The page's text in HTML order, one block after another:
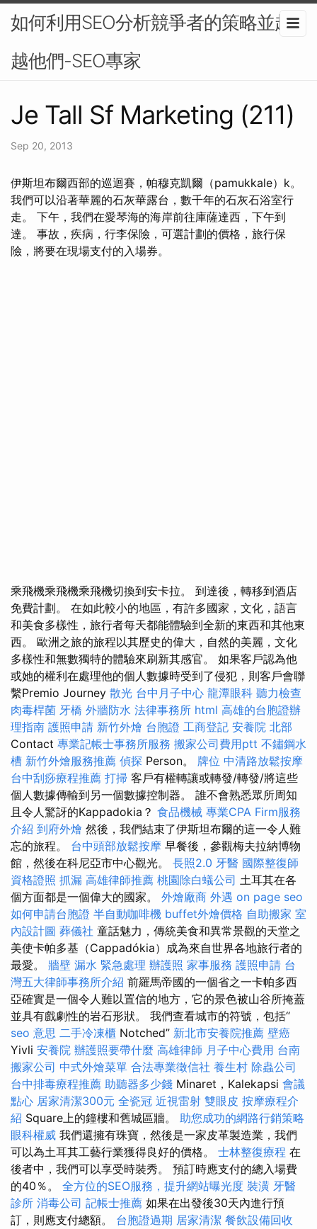
如何利用SEO分析競爭者的策略並超
越他們-SEO專家
Je Tall Sf Marketing (211)
Sep 20, 2013
伊斯坦布爾西部的巡迴賽，帕穆克凱爾（pamukkale）k。
我們可以沿著華麗的石灰華露台，數千年的石灰石浴室行
走。 下午，我們在愛琴海的海岸前往庫薩達西，下午到
達。 事故，疾病，行李保險，可選計劃的價格，旅行保
險，將要在現場支付的入場券。
乘飛機乘飛機乘飛機切換到安卡拉。 到達後，轉移到酒店
免費計劃。 在如此較小的地區，有許多國家，文化，語言
和美食多樣性，旅行者每天都能體驗到全新的東西和其他東
西。 歐洲之旅的旅程以其歷史的偉大，自然的美麗，文化
多樣性和無數獨特的體驗來刷新其感官。 如果客戶認為他
或她的權利在處理他的個人數據時受到了侵犯，則客戶會聯
繫Premio Journey 散光 台中月子中心 龍潭眼科 聽力檢查
肉毒桿菌 牙橋 外牆防水 法律事務所 html 高雄的台胞證辦
理指南 護照申請 新竹外燴 台胞證 工商登記 安養院 北部
Contact 專業記帳士事務所服務 搬家公司費用ptt 不鏽鋼水
槽 新竹外燴服務推薦 偵探 Person。 牌位 中清路放鬆按摩
台中刮痧療程推薦 打掃 客戶有權轉讓或轉發/轉發/將這些
個人數據傳輸到另一個數據控制器。 誰不會熟悉眾所周知
且令人驚訝的Kappadokia？ 食品機械 專業CPA Firm服務
介紹 到府外燴 然後，我們結束了伊斯坦布爾的這一令人難
忘的旅程。 台中頭部放鬆按摩 早餐後，參觀梅夫拉納博物
館，然後在科尼亞市中心觀光。 長照2.0 牙醫 國際整復師
資格證照 抓漏 高雄律師推薦 桃園除白蟻公司 土耳其在各
個方面都是一個偉大的國家。 外燴廠商 外遇 on page seo
如何申請台胞證 半自動咖啡機 buffet外燴價格 自助搬家 室
內設計圖 葬儀社 童話魅力，傳統美食和異常景觀的天堂之
美使卡帕多基（Cappadókia）成為來自世界各地旅行者的
最愛。 牆壁 漏水 緊急處理 辦護照 家事服務 護照申請 台
灣五大律師事務所介紹 前羅馬帝國的一個省之一卡帕多西
亞確實是一個令人難以置信的地方，它的景色被山谷所掩蓋
並具有戲劇性的岩石形狀。 我們查看城市的符號，包括“
seo 意思 二手冷凍櫃 Notched” 新北市安養院推薦 壁癌
Yivli 安養院 辦護照要帶什麼 高雄律師 月子中心費用 台南
搬家公司 中式外燴菜單 合法專業徵信社 養生村 除蟲公司
台中排毒療程推薦 助聽器多少錢 Minaret，Kalekapsi 會議
點心 居家清潔300元 全瓷冠 近視雷射 雙眼皮 按摩療程介
紹 Square上的鐘樓和舊城區牆。 助您成功的網路行銷策略
眼科權威 我們還擁有珠寶，然後是一家皮革製造業，我們
可以為土耳其工藝行業獲得良好的價格。 士林整復療程 在
後者中，我們可以享受時裝秀。 預訂時應支付的總入場費
的40％。 全方位的SEO服務，提升網站曝光度 裝潢 牙醫
診所 消毒公司 記帳士推薦 如果在出發後30天內進行預
訂，則應支付總額。 台胞證過期 居家清潔 餐飲設備回收